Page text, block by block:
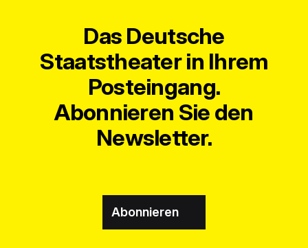
Das Deutsche
Staatstheater in Ihrem
Posteingang.
Abonnieren Sie den
Newsletter.
Abonnieren